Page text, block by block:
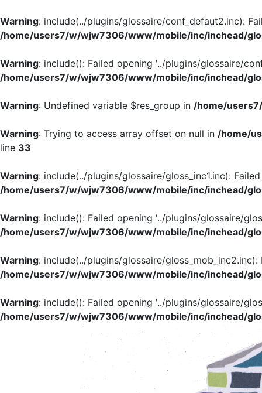
Warning: include(../plugins/glossaire/conf_defaut2.inc):
/home/users7/w/wjw7306/www/mobile/inc/inchead/
Warning: include(): Failed opening '../plugins/glossaire/
/home/users7/w/wjw7306/www/mobile/inc/inchead/
Warning: Undefined variable $res_group in /home/
Warning: Trying to access array offset on null in /home/
line 33
Warning: include(../plugins/glossaire/gloss_inc1.inc):
/home/users7/w/wjw7306/www/mobile/inc/inchead/
Warning: include(): Failed opening '../plugins/glossaire/
/home/users7/w/wjw7306/www/mobile/inc/inchead/
Warning: include(../plugins/glossaire/
/home/users7/w/wjw7306/www/mobile/inc/inchead/
Warning: include(): Failed opening '../plugins/glossaire/
/home/users7/w/wjw7306/www/mobile/inc/inchead/